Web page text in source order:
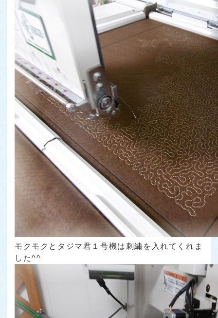
モクモクとタジマ君１号機は刺繍を入れてくれま
した^^